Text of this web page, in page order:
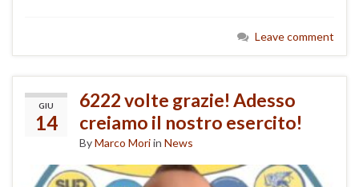
Leave comment
GIU
14
6222 volte grazie! Adesso
creiamo il nostro esercito!
ByMarco Moriin News